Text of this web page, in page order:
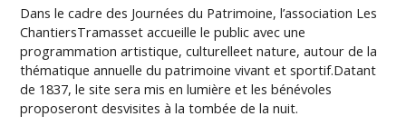
Dans le cadre des Journées du Patrimoine,l’association Les
ChantiersTramasset accueille le public avec une
programmation artistique, culturelleet nature, autour de la
thématique annuelle du patrimoine vivant et sportif.Datant
de 1837, le site sera mis en lumière et les bénévoles
proposeront desvisites à la tombée de la nuit.